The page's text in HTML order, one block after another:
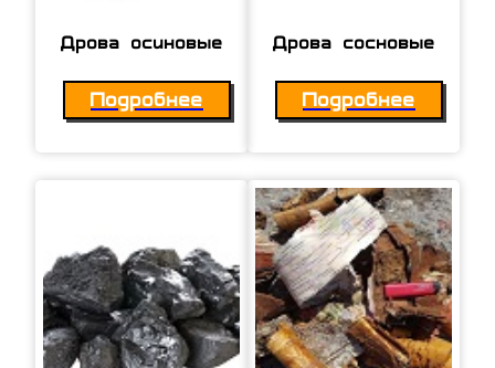
Дрова осиновые
Подробнее
Дрова сосновые
Подробнее